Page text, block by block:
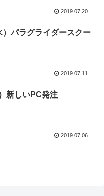
2019.07.20
）パラグライダースクー
2019.07.11
新しいPC発注
2019.07.06